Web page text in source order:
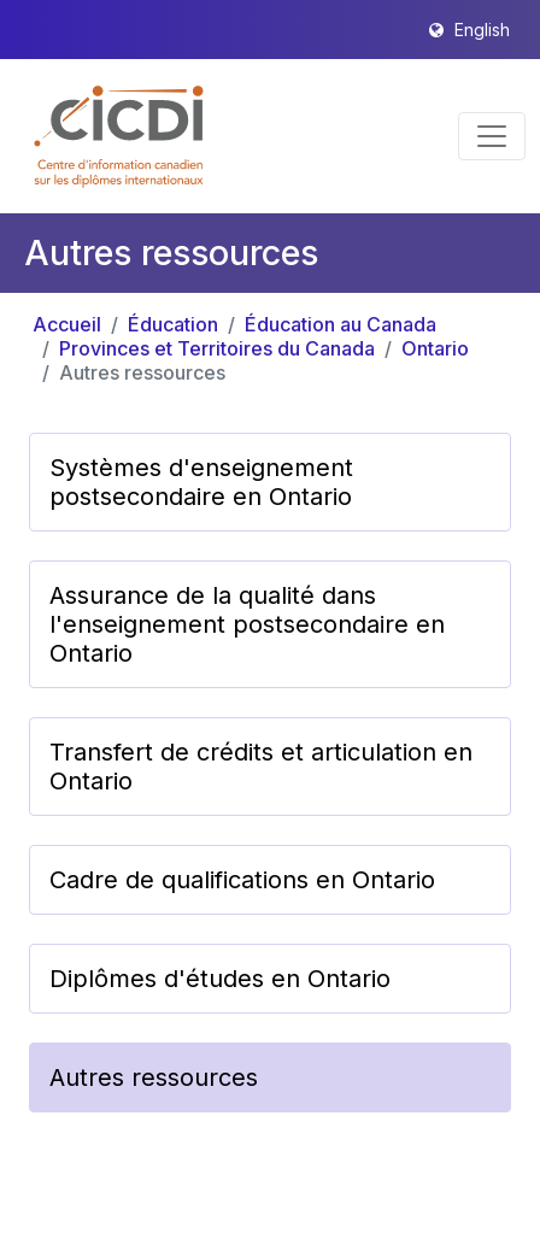
English
Autres ressources
Accueil Éducation
Éducation au Canada
Provinces et Territoires du Canada
Ontario
Autres ressources
Systèmes d'enseignement
postsecondaire en Ontario
Assurance de la qualité dans
l'enseignement postsecondaire en
Ontario
Transfert de crédits et articulation en
Ontario
Cadre de qualifications en Ontario
Diplômes d'études en Ontario
Autres ressources